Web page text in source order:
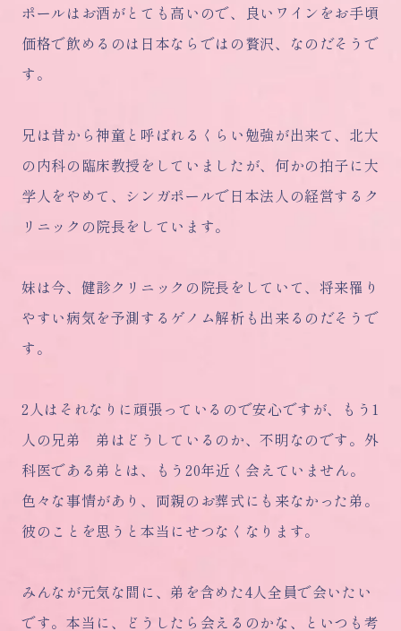
ポールはお酒がとても高いので、良いワインをお手頃
価格で飲めるのは日本ならではの贅沢、なのだそうで
す。
兄は昔から神童と呼ばれるくらい勉強が出来て、北大
の内科の臨床教授をしていましたが、何かの拍子に大
学人をやめて、シンガポールで日本法人の経営するク
リニックの院長をしています。
妹は今、健診クリニックの院長をしていて、将来罹り
やすい病気を予測するゲノム解析も出来るのだそうで
す。
2人はそれなりに頑張っているので安心ですが、もう1
人の兄弟 弟はどうしているのか、不明なのです。外
科医である弟とは、もう20年近く会えていません。
色々な事情があり、両親のお葬式にも来なかった弟。
彼のことを思うと本当にせつなくなります。
みんなが元気な間に、弟を含めた4人全員で会いたい
です。本当に、どうしたら会えるのかな、といつも考